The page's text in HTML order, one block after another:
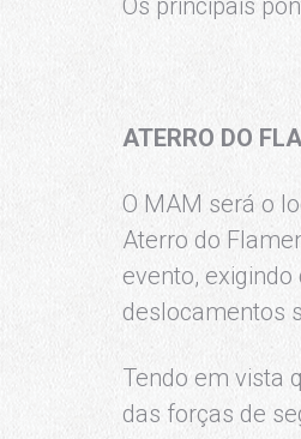
Os principais
ATERRO DO
O MAM será o
Aterro do
evento,
deslocamentos
Tendo em vista
das forças de